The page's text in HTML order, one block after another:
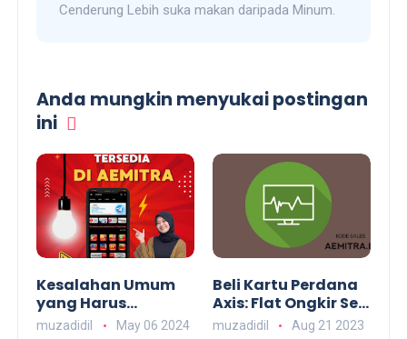
Cenderung Lebih suka makan daripada Minum.
Anda mungkin menyukai postingan
ini
Kesalahan Umum
yang Harus
Dihindari Saat
muzadidil May 06 2024
Beli Kartu Perdana
Axis: Flat Ongkir Se-
Indonesia
muzadidil Aug 21 2023